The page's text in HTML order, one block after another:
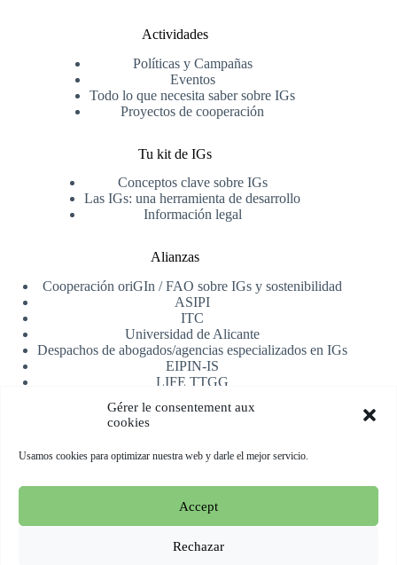
Gérer le consentement aux
cookies
Usamos cookies para optimizar nuestra web y darle el mejor servicio.
Accept
Rechazar
Actividades
Políticas y Campañas
Eventos
Todo lo que necesita saber sobre IGs
Proyectos de cooperación
Tu kit de IGs
Conceptos clave sobre IGs
Las IGs: una herramienta de desarrollo
Información legal
Alianzas
Cooperación oriGIn / FAO sobre IGs y sostenibilidad
ASIPI
ITC
Universidad de Alicante
Despachos de abogados/agencias especializados en IGs
EIPIN-IS
LIFE TTGG
Registrarse
Copyright © 2026 oriGIn | Organization for an International
Geographical Indications Network -Web alojada y manejada